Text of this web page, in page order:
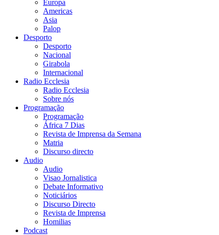
Europa
Americas
Asia
Palop
Desporto
Desporto
Nacional
Girabola
Internacional
Radio Ecclesia
Radio Ecclesia
Sobre nós
Programação
Programação
África 7 Dias
Revista de Imprensa da Semana
Matria
Discurso directo
Audio
Audio
Visao Jornalistica
Debate Informativo
Noticiários
Discurso Directo
Revista de Imprensa
Homilias
Podcast